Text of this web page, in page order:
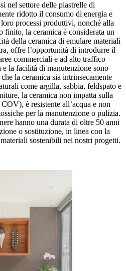
nel settore delle piastrelle di
ridotto il consumo di energia e
processi produttivi, nonché alla
finito, la ceramica è considerata un
della ceramica di emulare materiali
offre l’opportunità di introdurre il
commerciali e ad alto traffico
la facilità di manutenzione sono
la ceramica sia intrinsecamente
come argilla, sabbia, feldspato e
la ceramica non impatta sulla
è resistente all’acqua e non
per la manutenzione o pulizia.
hanno una durata di oltre 50 anni
o sostituzione, in linea con la
sostenibili nei nostri progetti.